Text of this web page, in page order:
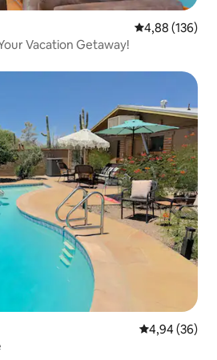
Prosječna
4,88 (136)
Vacation Getaway!
s oznakom „Odabrali gosti”
Prosječna
4,94 (36)